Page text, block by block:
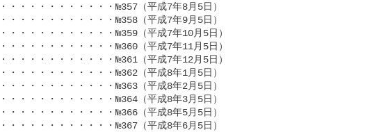
・・・・・・・・・№357（平成7年8月5日）
・・・・・・・・・№358（平成7年9月5日）
・・・・・・・・・№359（平成7年10月5日）
・・・・・・・・・№360（平成7年11月5日）
・・・・・・・・・№361（平成7年12月5日）
・・・・・・・・・№362（平成8年1月5日）
・・・・・・・・・№363（平成8年2月5日）
・・・・・・・・・№364（平成8年3月5日）
・・・・・・・・・№366（平成8年5月5日）
・・・・・・・・・№367（平成8年6月5日）